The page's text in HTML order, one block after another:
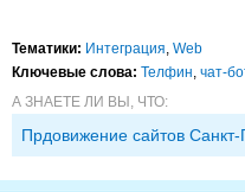
Тематики: Интеграция Web
Ключевые слова: Телфин чат-
А ЗНАЕТЕ ЛИ ВЫ, ЧТО:
Прдовижение сайтов Санкт-